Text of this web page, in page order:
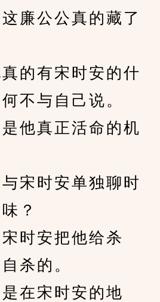
公公真的藏了
有宋时安的什
不与自己说。
真正活命的机
时安单独聊时
？
安把他给杀
杀的。
宋时安的地